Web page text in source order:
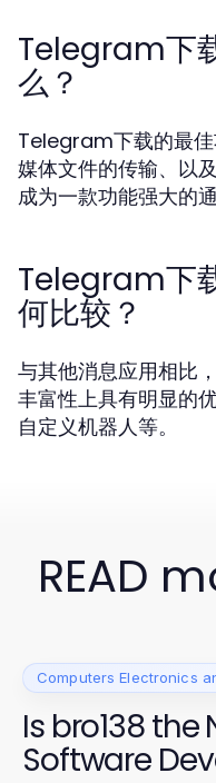
Telegram下
么？
Telegram下载的最
媒体文件的传输、以
成为一款功能强大的通
Telegram下
何比较？
与其他消息应用相比
丰富性上具有明显的
自定义机器人等。
READ
Computers Electronics
Is bro138 the
Software